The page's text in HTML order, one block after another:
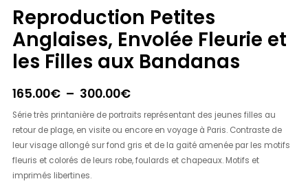
Reproduction Petites
Anglaises, Envolée Fleurie et
les Filles aux Bandanas
165.00€ – 300.00€
prix :
165.00€
à
300.00€
Série très printanière de portraits représentant des jeunes filles au
retour de plage, en visite ou encore en voyage à Paris. Contraste de
leur visage allongé sur fond gris et de la gaité amenée par les motifs
fleuris et colorés de leurs robe, foulards et chapeaux. Motifs et
imprimés libertines.
Reproduction
Petites
Anglaises,
Envolée
Fleurie
les
Filles
aux
Bandanas